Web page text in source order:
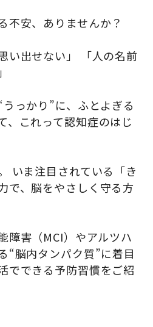
不安、ありませんか？
い出せない」 「人の名前
っかり”に、ふとよぎる
これって認知症のはじ
いま注目されている「き
で、脳をやさしく守る方
障害（MCI）やアルツハ
“脳内タンパク質”に着目
でできる予防習慣をご紹